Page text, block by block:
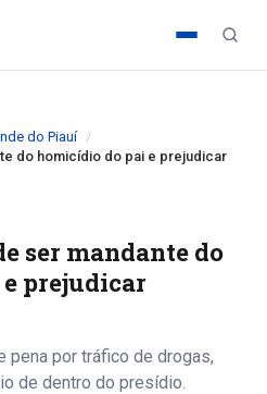
do Piauí
do homicídio do pai e prejudicar
ser mandante do
prejudicar
pena por tráfico de drogas,
de dentro do presídio.